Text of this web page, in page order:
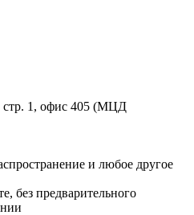
стр. 1, офис 405 (МЦД
и любое другое
без предварительного